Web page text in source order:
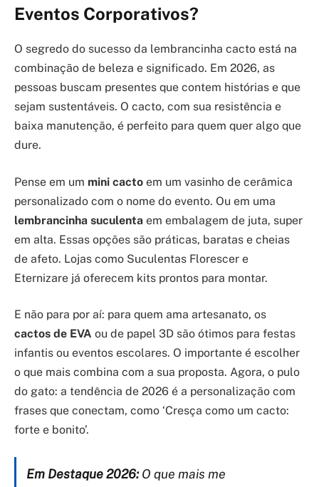
Eventos Corporativos?
O segredo do sucesso da lembrancinha cacto está na
combinação de beleza e significado. Em 2026, as
pessoas buscam presentes que contem histórias e que
sejam sustentáveis. O cacto, com sua resistência e
baixa manutenção, é perfeito para quem quer algo que
dure.
Pense em um mini cacto em um vasinho de cerâmica
personalizado com o nome do evento. Ou em uma
lembrancinha suculenta em embalagem de juta, super
em alta. Essas opções são práticas, baratas e cheias
de afeto. Lojas como Suculentas Florescer e
Eternizare já oferecem kits prontos para montar.
E não para por aí: para quem ama artesanato, os
cactos de EVA ou de papel 3D são ótimos para festas
infantis ou eventos escolares. O importante é escolher
o que mais combina com a sua proposta. Agora, o pulo
do gato: a tendência de 2026 é a personalização com
frases que conectam, como ‘Cresça como um cacto:
forte e bonito’.
Em Destaque 2026:O que mais me